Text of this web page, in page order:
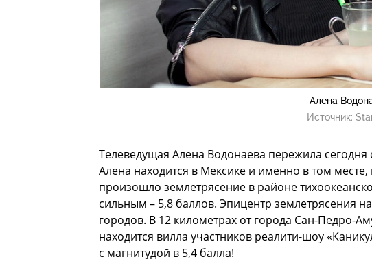
Алена
Источник:
Телеведущая Алена Водонаева пережила
Алена находится в Мексике и именно в том месте,
произошло землетрясение в районе
сильным – 5,8 баллов. Эпицентр землетрясения
городов. В 12 километрах от города Сан-Педро-
находится вилла участников реалити-шоу
с магнитудой в 5,4 балла!